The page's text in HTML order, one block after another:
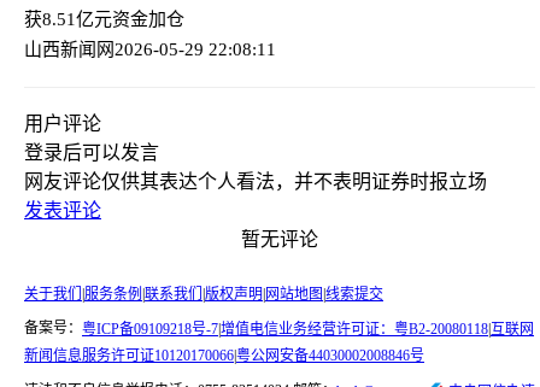
获8.51亿元资金加仓
山西新闻网2026-05-29 22:08:11
用户评论
登录后可以发言
网友评论仅供其表达个人看法，并不表明证券时报立场
发表评论
暂无评论
关于我们 |服务条例 |联系我们 |版权声明|网站地图|线索提交
备案号： 粤ICP备09109218号-7增值电信业务经营许可证：粤B2-20080118 互联网
新闻信息服务许可证10120170066|粤公网安备44030002008846号